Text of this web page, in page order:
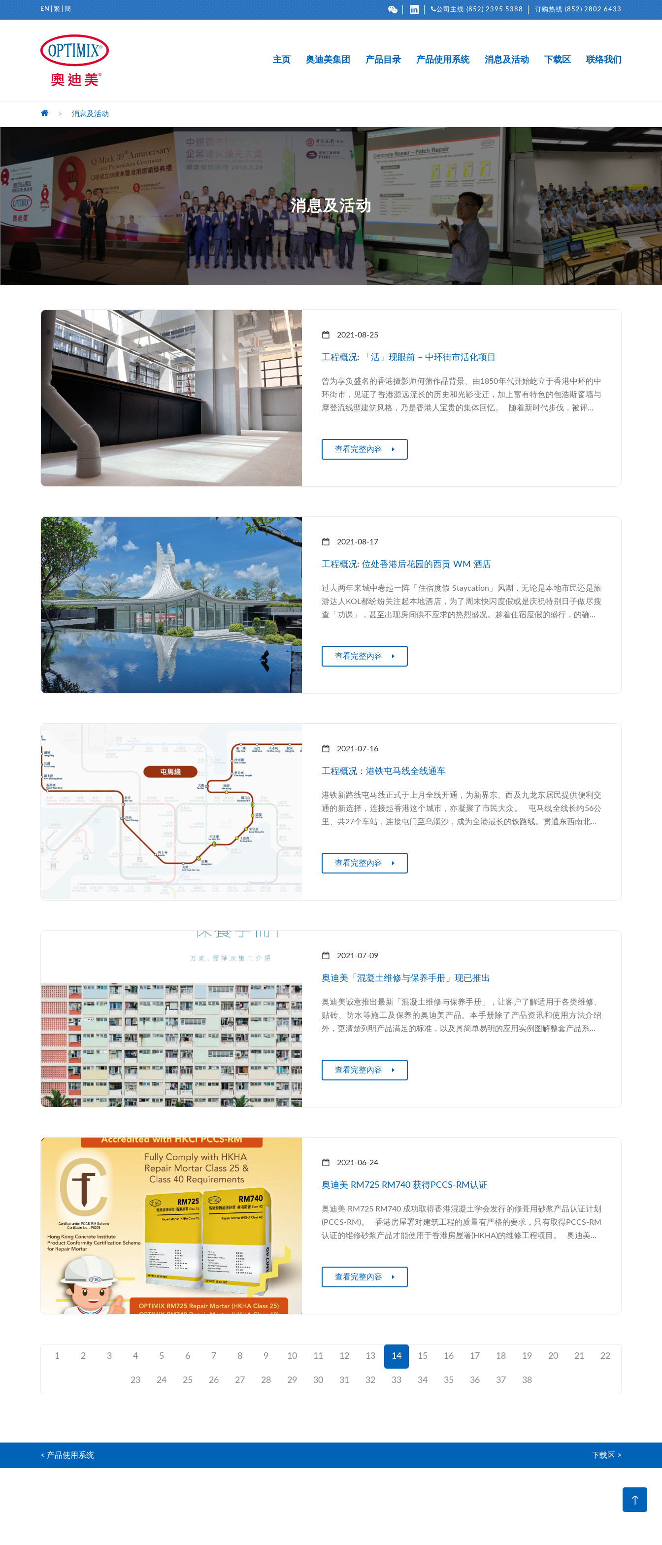
EN 繁 簡 公司主线 (852) 2395 5388 订购热线 (852) 2802 6433
主页 奥迪美集团 产品目录 产品使用系统 消息及活动 下载区 联络我们
> 消息及活动
消息及活动
2021-08-25
工程概况: 「活」现眼前 – 中环街市活化项目
曾为享负盛名的香港摄影师何藩作品背景、由1850年代开始屹立于香港中环的中
环街市，见证了香港源远流长的历史和光影变迁，加上富有特色的包浩斯窗墙与
摩登流线型建筑风格，乃是香港人宝贵的集体回忆。 随着新时代步伐，被评...
查看完整內容
2021-08-17
工程概况: 位处香港后花园的西贡 WM 酒店
过去两年来城中卷起一阵「住宿度假 Staycation」风潮，无论是本地市民还是旅
游达人KOL都纷纷关注起本地酒店，为了周末快闪度假或是庆祝特别日子做尽搜
查「功课」，甚至出现房间供不应求的热烈盛况。趁着住宿度假的盛行，的确...
查看完整內容
2021-07-16
工程概况：港铁屯马线全线通车
港铁新路线屯马线正式于上月全线开通，为新界东、西及九龙东居民提供便利交
通的新选择，连接起香港这个城市，亦凝聚了市民大众。 屯马线全线长约56公
里、共27个车站，连接屯门至乌溪沙，成为全港最长的铁路线。贯通东西南北...
查看完整內容
2021-07-09
奥迪美「混凝土维修与保养手册」现已推出
奥迪美诚意推出最新「混凝土维修与保养手册」，让客户了解适用于各类维修、
贴砖、防水等施工及保养的奥迪美产品。本手册除了产品资讯和使用方法介绍
外，更清楚列明产品满足的标准，以及具简单易明的应用实例图解整套产品系...
查看完整內容
2021-06-24
奥迪美 RM725 RM740 获得PCCS-RM认证
奥迪美 RM725 RM740 成功取得香港混凝土学会发行的修葺用砂浆产品认证计划
(PCCS-RM)。 香港房屋署对建筑工程的质量有严格的要求，只有取得PCCS-RM
认证的维修砂浆产品才能使用于香港房屋署(HKHA)的维修工程项目。 奥迪美...
查看完整內容
1 2 3 4 5 6 7 8 9 10 11 12 13 14 15 16 17 18 19 20 21 22
23 24 25 26 27 28 29 30 31 32 33 34 35 36 37 38
< 产品使用系统 下载区 >